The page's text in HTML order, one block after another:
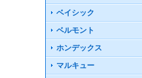
ベイシック
ベルモント
ホンデックス
マルキュー